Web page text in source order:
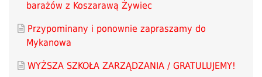
barażów z Koszarawą Żywiec
Przypominany i ponownie zapraszamy do
Mykanowa
WYŻSZA SZKOŁA ZARZĄDZANIA / GRATULUJEMY!